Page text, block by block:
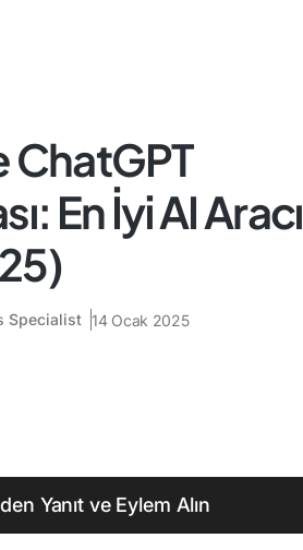
ChatGPT
En İyi AI Aracı
Specialist 14 Ocak 2025
Yanıt ve Eylem Alın